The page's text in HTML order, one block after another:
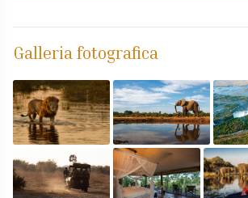
Galleria fotografica